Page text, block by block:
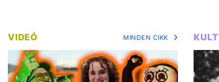
VIDEÓ MINDEN CIKK